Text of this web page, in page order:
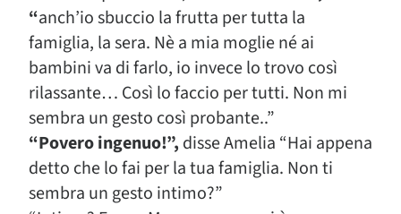
“anch’io sbuccio la frutta per tutta la
famiglia, la sera. Nè a mia moglie né ai
bambini va di farlo, io invece lo trovo così
rilassante… Così lo faccio per tutti. Non mi
sembra un gesto così probante..”
“Povero ingenuo!”, disse Amelia “Hai appena
detto che lo fai per la tua famiglia. Non ti
sembra un gesto intimo?”